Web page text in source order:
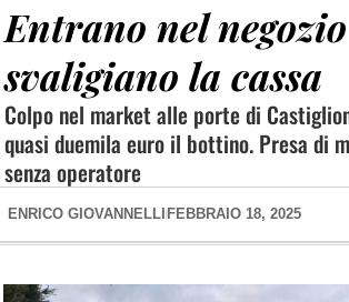
Entrano nel
svaligiano la cassa
Colpo nel market alle porte di
quasi duemila euro il bottino. Presa di
senza operatore
ENRICO GIOVANNELLI FEBBRAIO 18, 2025